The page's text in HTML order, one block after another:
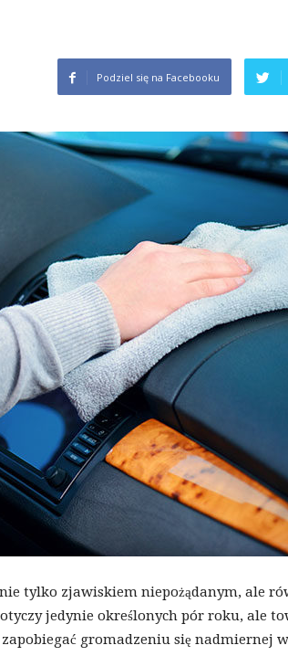
Podziel się na Facebooku
tylko zjawiskiem niepożądanym, ale
jedynie określonych pór roku, ale
zapobiegać gromadzeniu się nadmiernej